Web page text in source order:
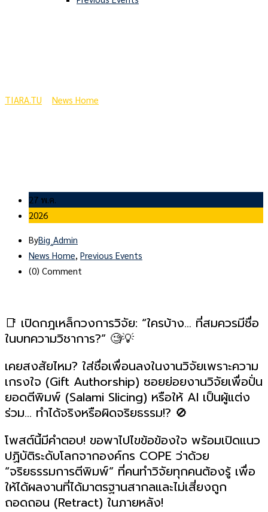
TIARA.TU News Home
27 พ.ค.
2026
ByBig_Admin
News Home Previous Events
(0) Comment
📑 เปิดกฎเหล็กวงการวิจัย: “ใครบ้าง… ที่สมควรมีชื่อ
ในบทความวิชาการ?” 🧐💡
เคยสงสัยไหม? ใส่ชื่อเพื่อนลงในงานวิจัยเพราะความ
เกรงใจ (Gift Authorship) ซอยย่อยงานวิจัยเพื่อปั่น
ยอดตีพิมพ์ (Salami Slicing) หรือให้ AI เป็นผู้แต่ง
ร่วม… ทำได้จริงหรือผิดจริยธรรม!? 🚫
โพสต์นี้มีคำตอบ! ขอพาไปไขข้อข้องใจ พร้อมเปิดแนว
ปฏิบัติระดับโลกจากองค์กร COPE ว่าด้วย
“จริยธรรมการตีพิมพ์” ที่คนทำวิจัยทุกคนต้องรู้ เพื่อ
ให้ได้ผลงานที่ได้มาตรฐานสากลและไม่เสี่ยงถูก
ถอดถอน (Retract) ในภายหลัง!